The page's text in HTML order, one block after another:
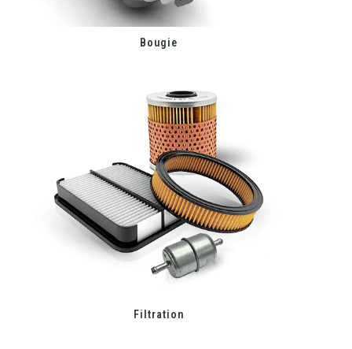
Bougie
Filtration